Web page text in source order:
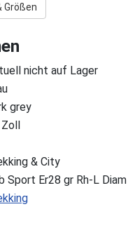
Größen
nicht auf Lager
grey
& City
Sport Er28 gr Rh-L